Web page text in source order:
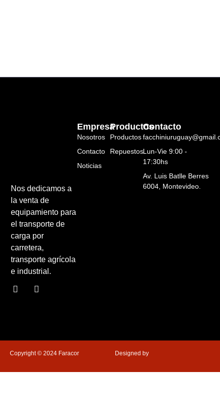
Nos dedicamos a
la venta de
equipamiento para
el transporte de
carga por
carretera,
transporte agrícola
e industrial.
Productos
Productos
Repuestos
Empresa
Nosotros
Contacto
Noticias
Contacto
Lun-Vie 9:00 -
17:30hs
Av. Luis Batlle Berres
6004, Montevideo.
Copyright © 2024 Faracor Designed by